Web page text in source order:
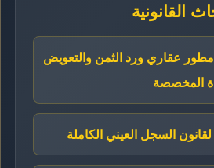
القانونية
عقاري ورد الثمن والتعويض
المخصصة
لقانون السجل العيني الكاملة